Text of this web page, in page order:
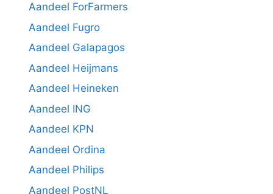
Aandeel ForFarmers
Aandeel Fugro
Aandeel Galapagos
Aandeel Heijmans
Aandeel Heineken
Aandeel ING
Aandeel KPN
Aandeel Ordina
Aandeel Philips
Aandeel PostNL